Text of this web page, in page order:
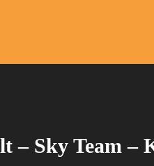
– Sky Team –